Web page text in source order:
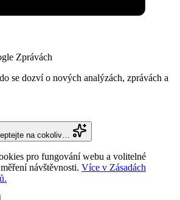
Zprávách
se dozví o nových analýzách, zprávách a
na cokoliv…
pro fungování webu a volitelné
návštěvnosti. Více v Zásadách